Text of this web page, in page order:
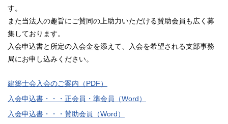
す。
また当法人の趣旨にご賛同の上助力いただける賛助会員も広く募
集しております。
入会申込書と所定の入会金を添えて、入会を希望される支部事務
局にお申し込みください。
建築士会入会のご案内（PDF）
入会申込書・・・正会員・準会員（Word）
入会申込書・・・賛助会員（Word）